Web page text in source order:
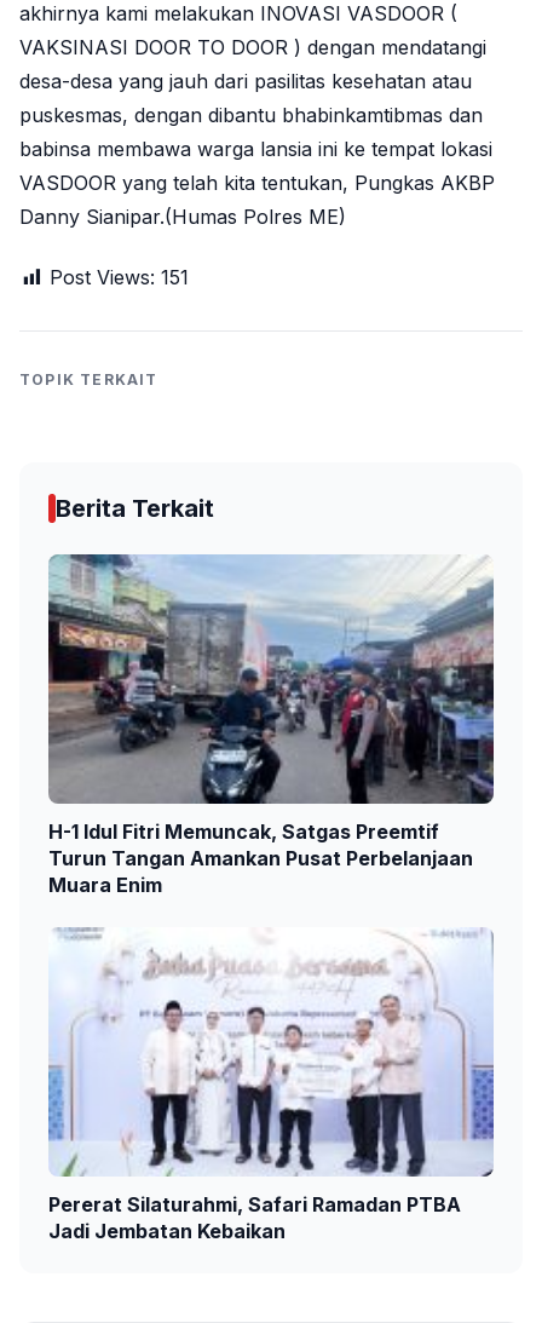
akhirnya kami melakukan INOVASI VASDOOR (
VAKSINASI DOOR TO DOOR ) dengan mendatangi
desa-desa yang jauh dari pasilitas kesehatan atau
puskesmas, dengan dibantu bhabinkamtibmas dan
babinsa membawa warga lansia ini ke tempat lokasi
VASDOOR yang telah kita tentukan, Pungkas AKBP
Danny Sianipar.(Humas Polres ME)
Post Views: 151
TOPIK TERKAIT
Berita Terkait
H-1 Idul Fitri Memuncak, Satgas Preemtif
Turun Tangan Amankan Pusat Perbelanjaan
Muara Enim
Pererat Silaturahmi, Safari Ramadan PTBA
Jadi Jembatan Kebaikan